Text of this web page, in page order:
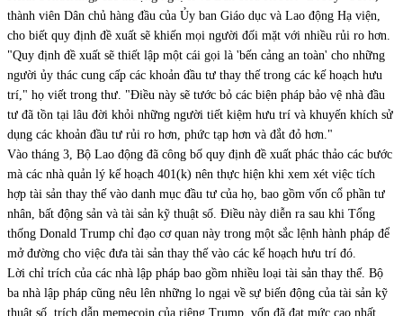
thành viên Dân chủ hàng đầu của Ủy ban Giáo dục và Lao động Hạ viện,
cho biết quy định đề xuất sẽ khiến mọi người đối mặt với nhiều rủi ro hơn.
"Quy định đề xuất sẽ thiết lập một cái gọi là 'bến cảng an toàn' cho những
người ủy thác cung cấp các khoản đầu tư thay thế trong các kế hoạch hưu
trí," họ viết trong thư. "Điều này sẽ tước bỏ các biện pháp bảo vệ nhà đầu
tư đã tồn tại lâu đời khỏi những người tiết kiệm hưu trí và khuyến khích sử
dụng các khoản đầu tư rủi ro hơn, phức tạp hơn và đắt đỏ hơn."
Vào tháng 3, Bộ Lao động đã công bố quy định đề xuất phác thảo các bước
mà các nhà quản lý kế hoạch 401(k) nên thực hiện khi xem xét việc tích
hợp tài sản thay thế vào danh mục đầu tư của họ, bao gồm vốn cổ phần tư
nhân, bất động sản và tài sản kỹ thuật số. Điều này diễn ra sau khi Tổng
thống Donald Trump chỉ đạo cơ quan này trong một sắc lệnh hành pháp để
mở đường cho việc đưa tài sản thay thế vào các kế hoạch hưu trí đó.
Lời chỉ trích của các nhà lập pháp bao gồm nhiều loại tài sản thay thế. Bộ
ba nhà lập pháp cũng nêu lên những lo ngại về sự biến động của tài sản kỹ
thuật số, trích dẫn memecoin của riêng Trump, vốn đã đạt mức cao nhất